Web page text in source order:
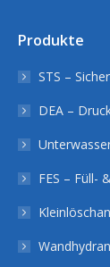
Produkte
STS –
DEA –
FES – Füll-